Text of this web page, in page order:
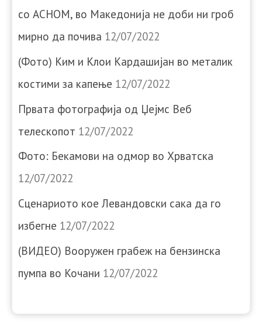
со АСНОМ, во Македонија не доби ни гроб
мирно да почива 12/07/2022
(Фото) Ким и Клои Кардашијан во металик
костими за капење 12/07/2022
Првата фотографија од Џејмс Веб
телескопот 12/07/2022
Фото: Бекамови на одмор во Хрватска
12/07/2022
Сценариото кое Левандовски сака да го
избегне 12/07/2022
(ВИДЕО) Вооружен грабеж на бензинска
пумпа во Кочани 12/07/2022